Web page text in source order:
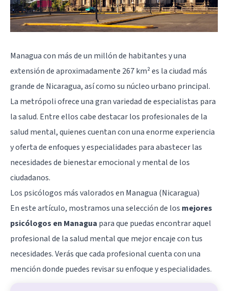
Managua con más de un millón de habitantes y una
extensión de aproximadamente 267 km² es la ciudad más
grande de Nicaragua, así como su núcleo urbano principal.
La metrópoli ofrece una gran variedad de especialistas para
la salud. Entre ellos cabe destacar los profesionales de la
salud mental, quienes cuentan con una enorme experiencia
y oferta de enfoques y especialidades para abastecer las
necesidades de bienestar emocional y mental de los
ciudadanos.
Los psicólogos más valorados en Managua (Nicaragua)
En este artículo, mostramos una selección de los mejores
psicólogos en Managua para que puedas encontrar aquel
profesional de la salud mental que mejor encaje con tus
necesidades. Verás que cada profesional cuenta con una
mención donde puedes revisar su enfoque y especialidades.